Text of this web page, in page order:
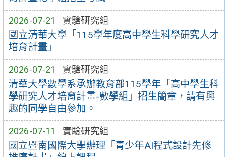
2026-07-21 實驗研究組
國立清華大學「115學年度高中學生科學研究人才
培育計畫」
2026-07-21 實驗研究組
清華大學數學系承辦教育部115學年「高中學生科
學研究人才培育計畫-數學組」招生簡章，請有興
趣的同學自由參加。
2026-07-11 實驗研究組
國立暨南國際大學辦理「青少年AI程式設計先修